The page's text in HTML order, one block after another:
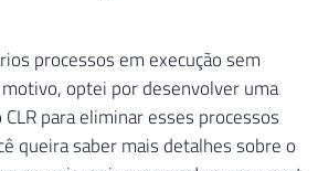
processos em execução sem
optei por desenvolver uma
para eliminar esses processos
queira saber mais detalhes sobre o